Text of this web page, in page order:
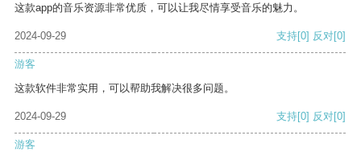
这款app的音乐资源非常优质，可以让我尽情享受音乐的魅力。
2024-09-29 支持[0] 反对[0]
游客
这款软件非常实用，可以帮助我解决很多问题。
2024-09-29 支持[0] 反对[0]
游客